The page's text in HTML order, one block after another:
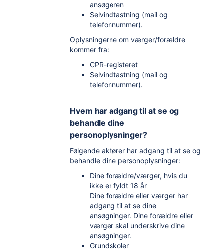
ansøgeren
Selvindtastning (mail og
telefonnummer).
Oplysningerne om værger/forældre
kommer fra:
CPR-registeret
Selvindtastning (mail og
telefonnummer).
Hvem har adgang til at se og
behandle dine
personoplysninger?
Følgende aktører har adgang til at se og
behandle dine personoplysninger:
Dine forældre/værger, hvis du
ikke er fyldt 18 år
Dine forældre eller værger har
adgang til at se dine
ansøgninger. Dine forældre eller
værger skal underskrive dine
ansøgninger.
Grundskoler